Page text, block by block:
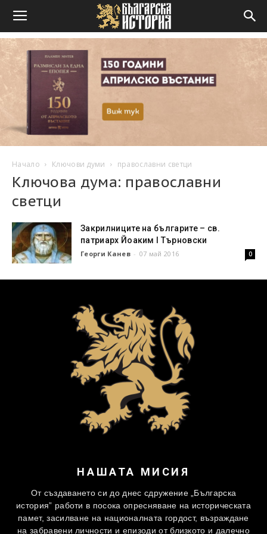
Начало Ключови думи православни светци
Ключова дума: православни
светци
Закрилниците на българите – св.
патриарх Йоаким I Търновски
Георги Канев - 07 май 2016 0
НАШАТА МИСИЯ
От създаването си до днес сдружение „Българска
история” работи в посока опресняване на историческата
памет, засилване на националната гордост, възраждане
на забравени личности и епизоди от близкото и далечно